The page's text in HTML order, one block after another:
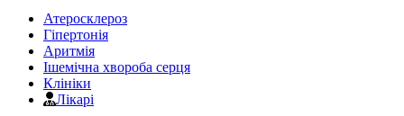
Атеросклероз
Гіпертонія
Аритмія
Ішемічна хвороба серця
Клініки
Лікарі